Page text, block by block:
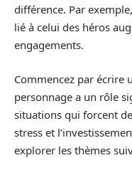
différence. Par
lié à celui des héros
engagements.
Commencez par écrire
personnage a un rôle
situations qui forcent
stress et
explorer les thèmes